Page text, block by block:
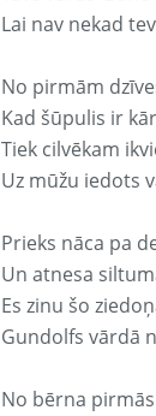
Lai nav nekad
No pirmām
Kad šūpulis ir
Tiek cilvēkam
Uz mūžu iedots
Prieks nāca pa
Un atnesa
Es zinu šo
Gundolfs vārdā
No bērna